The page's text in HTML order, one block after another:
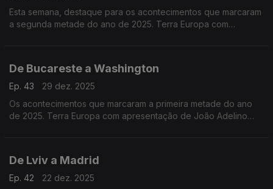
Esta semana, destaque para os acontecimentos que marcaram
a segunda metade do ano de 2025. Terra Europa com
De Bucareste a Washington
Ep. 43
29 dez. 2025
Os acontecimentos que marcaram a primeira metade do ano
de 2025. Terra Europa com apresentação de João Adelino
De Lviv a Madrid
Ep. 42
22 dez. 2025